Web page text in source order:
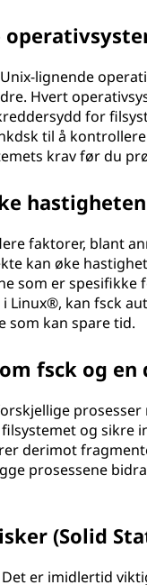
lignende
Hvert
for
til å
krav før du
faktorer, blant
kan øke
som er
Linux®, kan fsck
som kan spare tid.
fsck og
og sikre
derimot
prosessene
(Solid
Det er imidlertid